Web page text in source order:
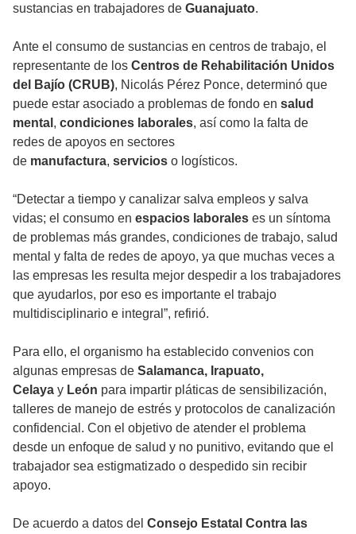
sustancias en trabajadores de Guanajuato.
Ante el consumo de sustancias en centros de trabajo, el
representante de los Centros de Rehabilitación Unidos
del Bajío (CRUB), Nicolás Pérez Ponce, determinó que
puede estar asociado a problemas de fondo en salud
mental , condiciones laborales, así como la falta de
redes de apoyos en sectores
de manufactura, servicios o logísticos.
“Detectar a tiempo y canalizar salva empleos y salva
vidas; el consumo en espacios laborales es un síntoma
de problemas más grandes, condiciones de trabajo, salud
mental y falta de redes de apoyo, ya que muchas veces a
las empresas les resulta mejor despedir a los trabajadores
que ayudarlos, por eso es importante el trabajo
multidisciplinario e integral”, refirió.
Para ello, el organismo ha establecido convenios con
algunas empresas de Salamanca, Irapuato,
Celaya y León para impartir pláticas de sensibilización,
talleres de manejo de estrés y protocolos de canalización
confidencial. Con el objetivo de atender el problema
desde un enfoque de salud y no punitivo, evitando que el
trabajador sea estigmatizado o despedido sin recibir
apoyo.
De acuerdo a datos del Consejo Estatal Contra las